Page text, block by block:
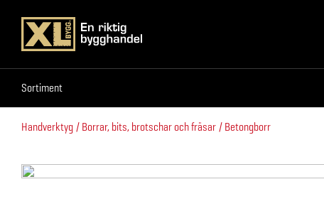
Sortiment
Sortiment
Handverktyg Borrar, bits, brotschar och fräsar Betongborr